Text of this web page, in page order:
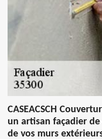
CASEACSCH
un artisan façadier
de vos murs